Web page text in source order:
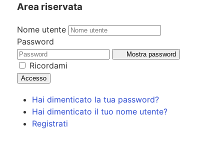
Area riservata
Nome utente
Password
Mostra password
Ricordami
Accesso
Hai dimenticato la tua password?
Hai dimenticato il tuo nome utente?
Registrati